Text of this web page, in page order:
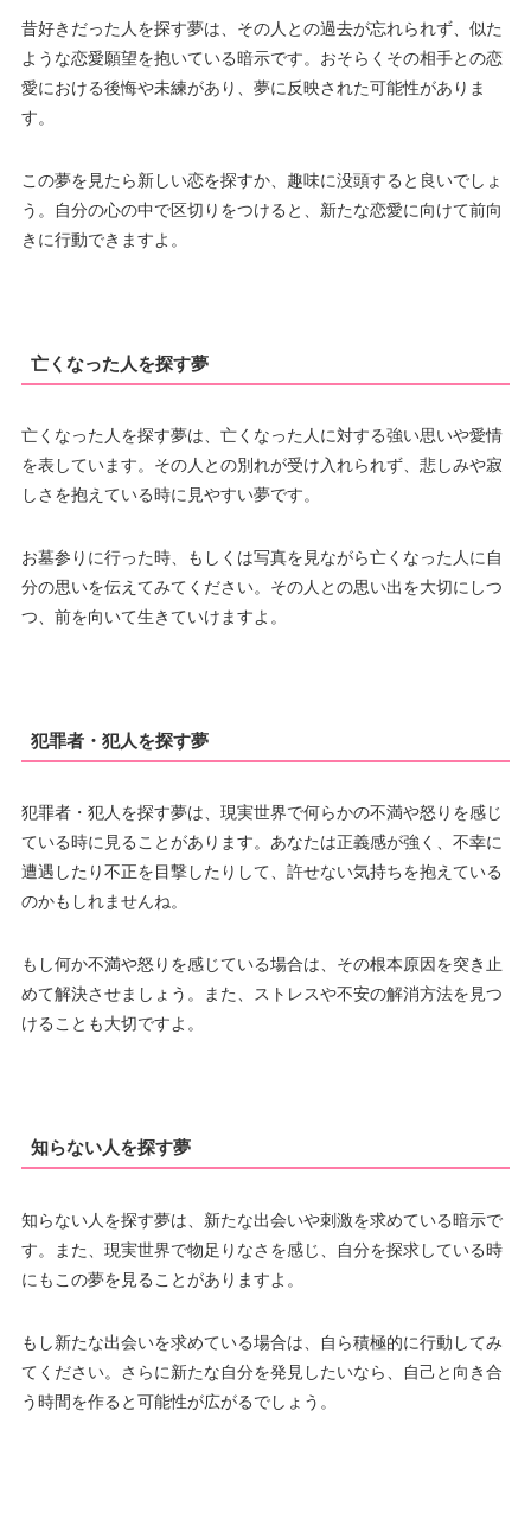
昔好きだった人を探す夢は、その人との過去が忘れられず、似た
ような恋愛願望を抱いている暗示です。おそらくその相手との恋
愛における後悔や未練があり、夢に反映された可能性がありま
す。
この夢を見たら新しい恋を探すか、趣味に没頭すると良いでしょ
う。自分の心の中で区切りをつけると、新たな恋愛に向けて前向
きに行動できますよ。
亡くなった人を探す夢
亡くなった人を探す夢は、亡くなった人に対する強い思いや愛情
を表しています。その人との別れが受け入れられず、悲しみや寂
しさを抱えている時に見やすい夢です。
お墓参りに行った時、もしくは写真を見ながら亡くなった人に自
分の思いを伝えてみてください。その人との思い出を大切にしつ
つ、前を向いて生きていけますよ。
犯罪者・犯人を探す夢
犯罪者・犯人を探す夢は、現実世界で何らかの不満や怒りを感じ
ている時に見ることがあります。あなたは正義感が強く、不幸に
遭遇したり不正を目撃したりして、許せない気持ちを抱えている
のかもしれませんね。
もし何か不満や怒りを感じている場合は、その根本原因を突き止
めて解決させましょう。また、ストレスや不安の解消方法を見つ
けることも大切ですよ。
知らない人を探す夢
知らない人を探す夢は、新たな出会いや刺激を求めている暗示で
す。また、現実世界で物足りなさを感じ、自分を探求している時
にもこの夢を見ることがありますよ。
もし新たな出会いを求めている場合は、自ら積極的に行動してみ
てください。さらに新たな自分を発見したいなら、自己と向き合
う時間を作ると可能性が広がるでしょう。